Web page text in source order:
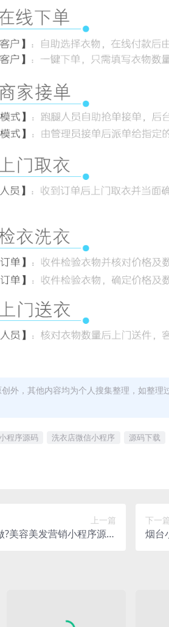
外，其他内容均为个人搜集整理，如整理
程序源码 洗衣店微信小程序 源码下载
上一篇
美容美发营销小程序源码
下一
烟台